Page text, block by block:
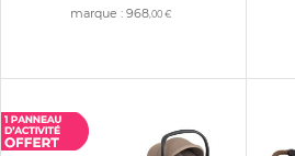
marque : 968,00 €